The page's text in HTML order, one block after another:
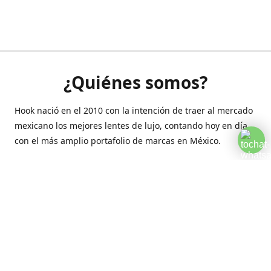
¿Quiénes somos?
Hook nació en el 2010 con la intención de traer al mercado
mexicano los mejores lentes de lujo, contando hoy en día
con el más amplio portafolio de marcas en México.